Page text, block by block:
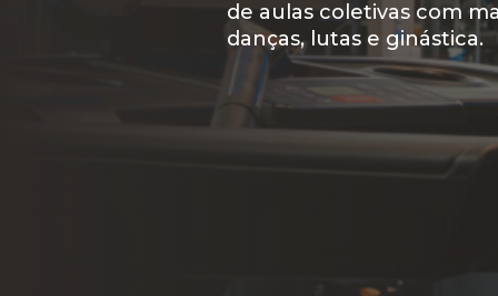
de aulas coletivas com
danças, lutas e ginástica.
Acreditamos que o fácil
mudar a vida de qualquer